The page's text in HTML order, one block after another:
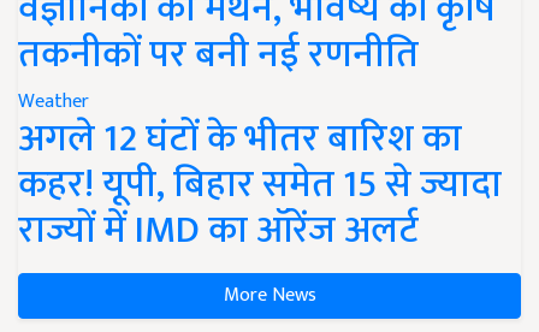
तकनीकों पर बनी नई रणनीति
Weather
अगले 12 घंटों के भीतर बारिश का
कहर! यूपी, बिहार समेत 15 से ज्यादा
राज्यों में IMD का ऑरेंज अलर्ट
More News